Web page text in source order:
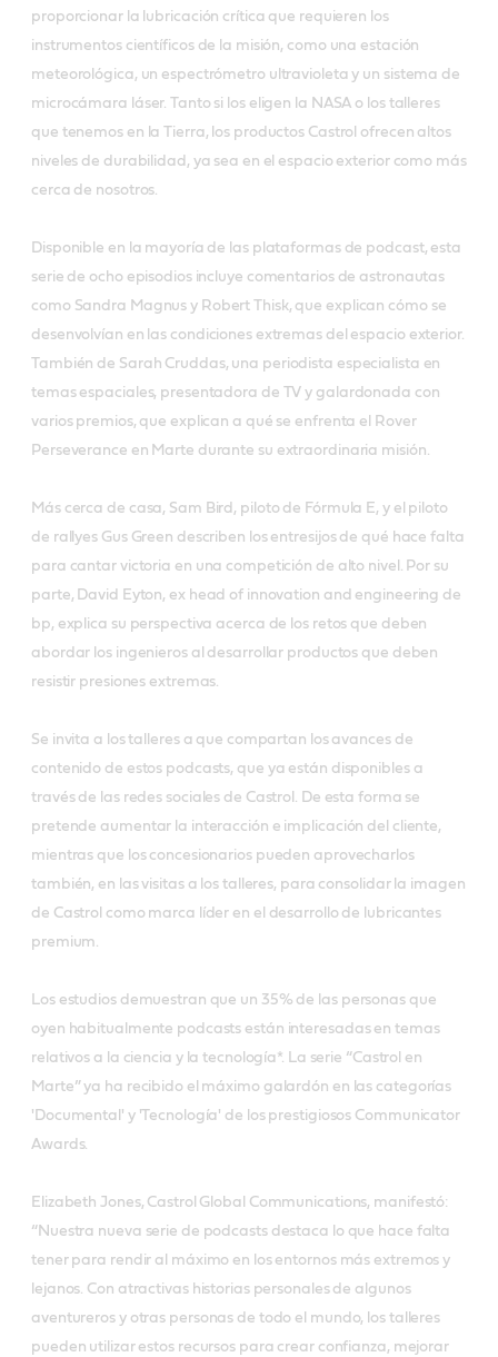
proporcionar la lubricación crítica que requieren los
instrumentos científicos de la misión, como una estación
meteorológica, un espectrómetro ultravioleta y un sistema de
microcámara láser. Tanto si los eligen la NASA o los talleres
que tenemos en la Tierra, los productos Castrol ofrecen altos
niveles de durabilidad, ya sea en el espacio exterior como más
cerca de nosotros.
Disponible en la mayoría de las plataformas de podcast, esta
serie de ocho episodios incluye comentarios de astronautas
como Sandra Magnus y Robert Thisk, que explican cómo se
desenvolvían en las condiciones extremas del espacio exterior.
También de Sarah Cruddas, una periodista especialista en
temas espaciales, presentadora de TV y galardonada con
varios premios, que explican a qué se enfrenta el Rover
Perseverance en Marte durante su extraordinaria misión.
Más cerca de casa, Sam Bird, piloto de Fórmula E, y el piloto
de rallyes Gus Green describen los entresijos de qué hace falta
para cantar victoria en una competición de alto nivel. Por su
parte, David Eyton, ex head of innovation and engineering de
bp, explica su perspectiva acerca de los retos que deben
abordar los ingenieros al desarrollar productos que deben
resistir presiones extremas.
Se invita a los talleres a que compartan los avances de
contenido de estos podcasts, que ya están disponibles a
través de las redes sociales de Castrol. De esta forma se
pretende aumentar la interacción e implicación del cliente,
mientras que los concesionarios pueden aprovecharlos
también, en las visitas a los talleres, para consolidar la imagen
de Castrol como marca líder en el desarrollo de lubricantes
premium.
Los estudios demuestran que un 35% de las personas que
oyen habitualmente podcasts están interesadas en temas
relativos a la ciencia y la tecnología*. La serie “Castrol en
Marte” ya ha recibido el máximo galardón en las categorías
'Documental' y 'Tecnología' de los prestigiosos Communicator
Awards.
Elizabeth Jones, Castrol Global Communications, manifestó:
“Nuestra nueva serie de podcasts destaca lo que hace falta
tener para rendir al máximo en los entornos más extremos y
lejanos. Con atractivas historias personales de algunos
aventureros y otras personas de todo el mundo, los talleres
pueden utilizar estos recursos para crear confianza, mejorar